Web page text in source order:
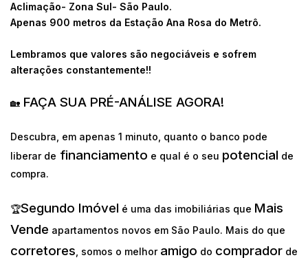
Aclimação- Zona Sul- São Paulo.
Apenas 900 metros da Estação Ana Rosa do Metrô.
Lembramos que valores são negociáveis e sofrem
alterações constantemente!!
🏡 FAÇA SUA PRÉ-ANÁLISE AGORA!
Descubra, em apenas 1 minuto, quanto o banco pode
liberar de financiamento e qual é o seu potencial de
compra.
🏆Segundo Imóvel é uma das imobiliárias que Mais
Vende apartamentos novos em São Paulo. Mais do que
corretores , somos o melhor amigo do comprador de